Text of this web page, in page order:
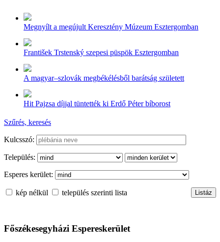
Megnyílt a megújult Keresztény Múzeum Esztergomban
František Trstenský szepesi püspök Esztergomban
A magyar–szlovák megbékélésből barátság született
Hit Pajzsa díjjal tüntették ki Erdő Péter bíborost
Szűrés, keresés
Kulcsszó:
Település:
Esperes kerület:
kép nélkül település szerinti lista
Főszékesegyházi Espereskerület